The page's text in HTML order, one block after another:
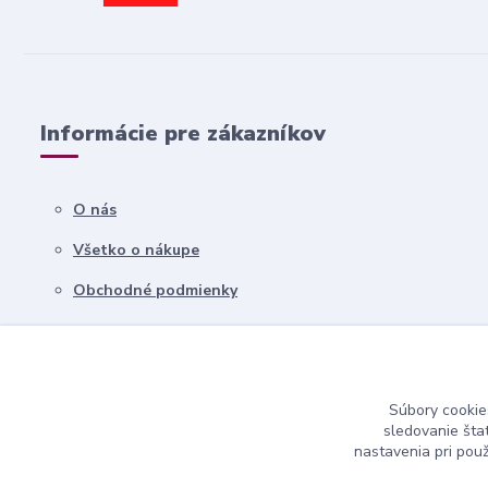
Informácie pre zákazníkov
O nás
Všetko o nákupe
Obchodné podmienky
Kontakty
Súbory
sledovanie
nastavenia pri